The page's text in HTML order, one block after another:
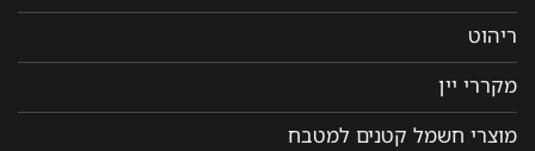
ריהוט
מקררי יין
מוצרי חשמל קטנים למטבח